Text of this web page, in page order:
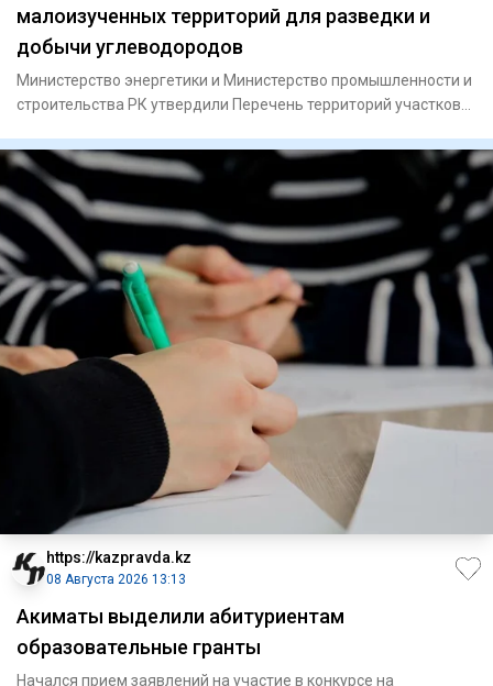
малоизученных территорий для разведки и
добычи углеводородов
Министерство энергетики и Министерство промышленности и
строительства РК утвердили Перечень территорий участков
https://kazpravda.kz
08 Августа 2026 13:13
Акиматы выделили абитуриентам
образовательные гранты
Начался прием заявлений на участие в конкурсе на